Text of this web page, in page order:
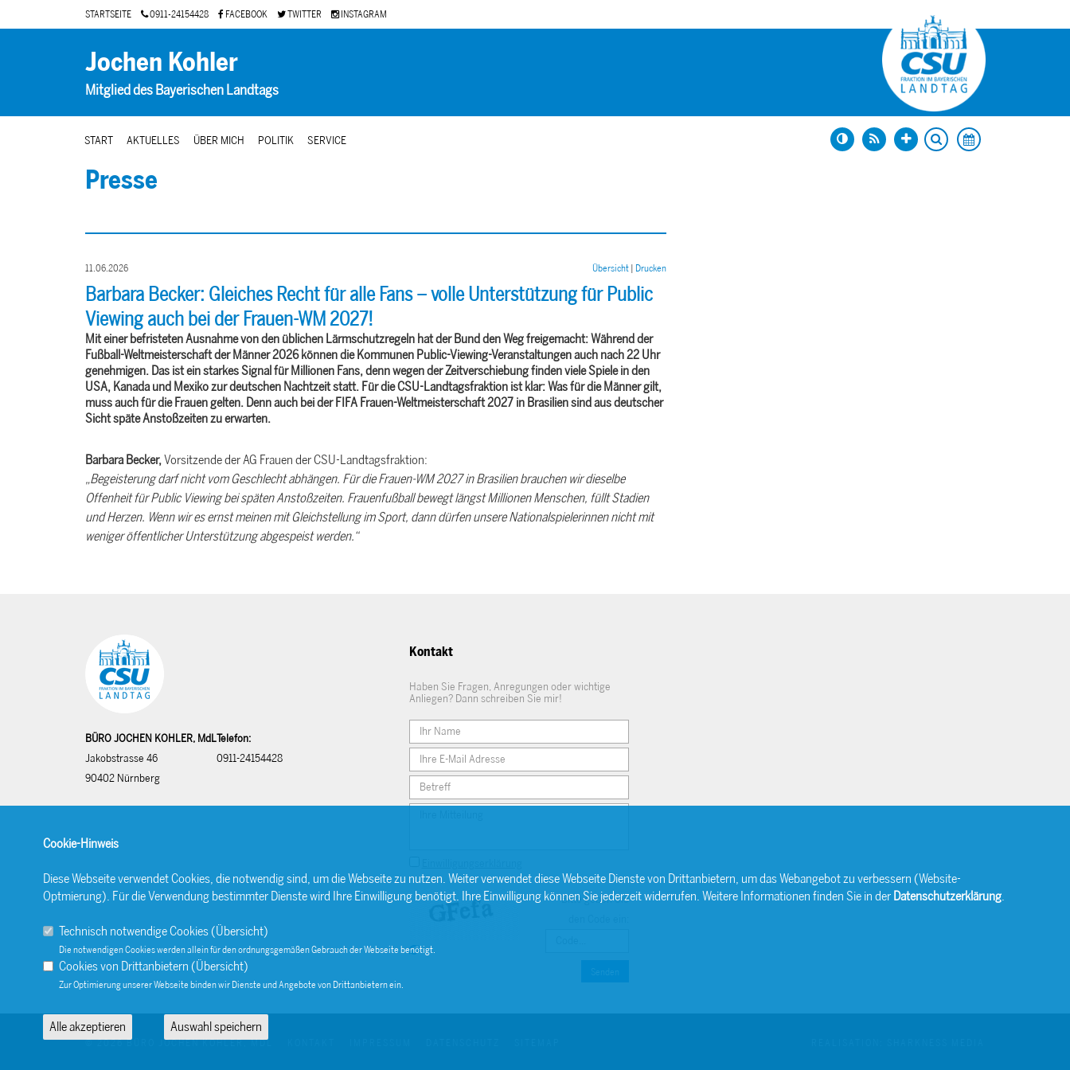
STARTSEITE 0911-24154428 FACEBOOK TWITTER INSTAGRAM
Jochen Kohler
Mitglied des Bayerischen Landtags
START AKTUELLES ÜBER MICH POLITIK SERVICE
Presse
11.06.2026 Übersicht Drucken
Barbara Becker: Gleiches Recht für alle Fans – volle Unterstützung für Public
Viewing auch bei der Frauen-WM 2027!
Mit einer befristeten Ausnahme von den üblichen Lärmschutzregeln hat der Bund den Weg freigemacht: Während der
Fußball-Weltmeisterschaft der Männer 2026 können die Kommunen Public-Viewing-Veranstaltungen auch nach 22 Uhr
genehmigen. Das ist ein starkes Signal für Millionen Fans, denn wegen der Zeitverschiebung finden viele Spiele in den
USA, Kanada und Mexiko zur deutschen Nachtzeit statt. Für die CSU-Landtagsfraktion ist klar: Was für die Männer gilt,
muss auch für die Frauen gelten. Denn auch bei der FIFA Frauen-Weltmeisterschaft 2027 in Brasilien sind aus deutscher
Sicht späte Anstoßzeiten zu erwarten.
Barbara Becker,Vorsitzende der AG Frauen der CSU-Landtagsfraktion:
Begeisterung darf nicht vom Geschlecht abhängen. Für die Frauen-WM 2027 in Brasilien brauchen wir dieselbe
Offenheit für Public Viewing bei späten Anstoßzeiten. Frauenfußball bewegt längst Millionen Menschen, füllt Stadien
und Herzen. Wenn wir es ernst meinen mit Gleichstellung im Sport, dann dürfen unsere Nationalspielerinnen nicht mit
weniger öffentlicher Unterstützung abgespeist werden.“
BÜRO JOCHEN KOHLER, MdL
Jakobstrasse 46
90402 Nürnberg
Telefon:
0911-24154428
Kontakt
Haben Sie Fragen, Anregungen oder wichtige
Anliegen? Dann schreiben Sie mir!
Bitte geben Sie
Senden
© 2026 BÜRO JOCHEN KOHLER, MDL
Cookie-Hinweis
Diese Webseite verwendet Cookies, die notwendig sind, um die Webseite zu nutzen. Weiter verwendet diese Webseite Dienste von Drittanbietern, um das Webangebot zu verbessern (Website-
Optmierung). Für die Verwendung bestimmter Dienste wird Ihre Einwilligung benötigt. Ihre Einwilligung können Sie jederzeit widerrufen. Weitere Informationen finden Sie in der Datenschutzerklärung.
Technisch notwendige Cookies (Übersicht)
Die notwendigen Cookies werden allein für den ordnungsgemäßen Gebrauch der Webseite benötigt.
Cookies von Drittanbietern (Übersicht)
Zur Optimierung unserer Webseite binden wir Dienste und Angebote von Drittanbietern ein.
Alle akzeptieren Auswahl speichern